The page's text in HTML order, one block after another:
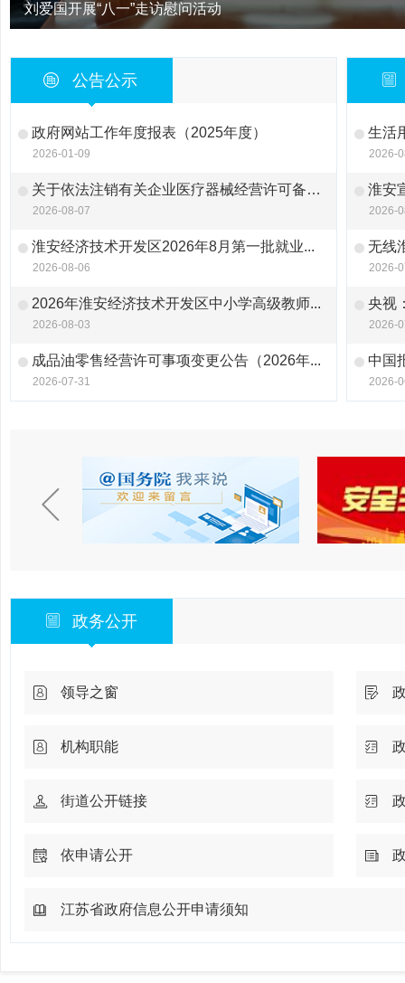
区招商选资项目评审专题会召开
公告公示
政府网站工作年度报表（2025年度）
2026-01-09
关于依法注销有关企业医疗器械经营许可备案的...
2026-08-07
淮安经济技术开发区2026年8月第一批就业...
2026-08-06
2026年淮安经济技术开发区中小学高级教师...
2026-08-03
成品油零售经营许可事项变更公告（2026年...
2026-07-31
生活
2026-
淮安
2026-
无线
2026-
央视
2026-
中国
2026-
政务公开
领导之窗
机构职能
街道公开链接
依申请公开
江苏省政府信息公开申请须知